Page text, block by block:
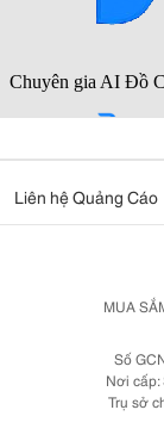
Liên hệ Quảng Cáo
MUA
Số
Nơi
Trụ sở